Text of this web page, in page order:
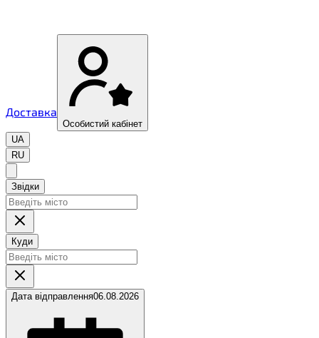
Доставка
Особистий кабінет
UA
RU
Звідки
Куди
Дата відправлення06.08.2026